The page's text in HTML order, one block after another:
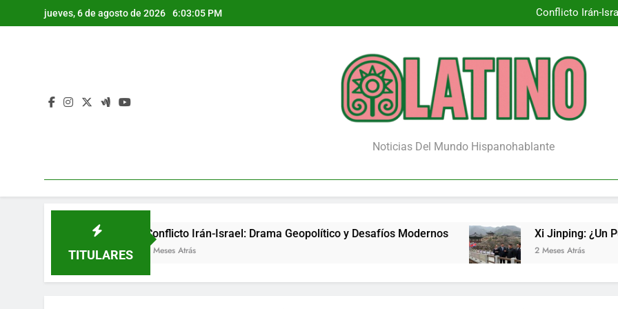
al
jueves, 6 de agosto de 2026 6:03:06 PM
Conflicto Irán-
Xi
Conflicto Irán-
Xi
Noticias Del Mundo Hispanohablante
TITULARES
Conflicto Irán-Israel: Drama Geopolítico y Desafíos Modernos
2 Meses Atrás
Xi Jinping: ¿Un Puente de
2 Meses Atrás